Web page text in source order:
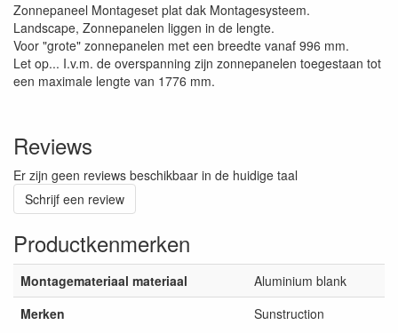
Zonnepaneel Montageset plat dak Montagesysteem.
Landscape, Zonnepanelen liggen in de lengte.
Voor "grote" zonnepanelen met een breedte vanaf 996 mm.
Let op... I.v.m. de overspanning zijn zonnepanelen toegestaan tot
een maximale lengte van 1776 mm.
Reviews
Er zijn geen reviews beschikbaar in de huidige taal
Schrijf een review
Productkenmerken
Montagemateriaal materiaal
Aluminium blank
Merken
Sunstruction